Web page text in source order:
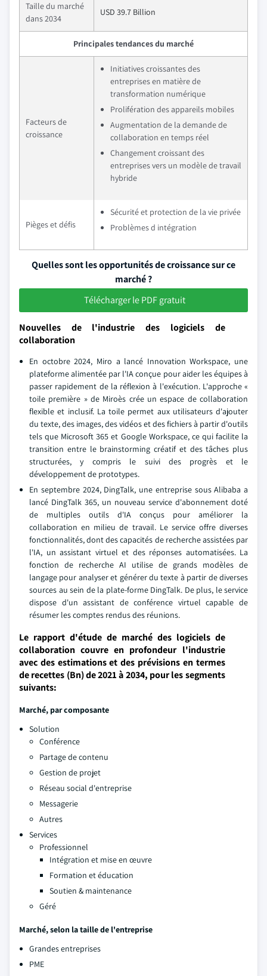
Taille du marché
dans 2034
USD 39.7 Billion
Principales tendances du marché
Facteurs de
croissance
Initiatives croissantes des
entreprises en matière de
transformation numérique
Prolifération des appareils mobiles
Augmentation de la demande de
collaboration en temps réel
Changement croissant des
entreprises vers un modèle de travail
hybride
Pièges et défis
Sécurité et protection de la vie privée
Problèmes d intégration
Quelles sont les opportunités de croissance sur ce
marché ?
Télécharger le PDF gratuit
Nouvelles de l'industrie des logiciels de
collaboration
En octobre 2024, Miro a lancé Innovation Workspace, une
plateforme alimentée par l'IA conçue pour aider les équipes à
passer rapidement de la réflexion à l'exécution. L'approche «
toile première » de Miroès crée un espace de collaboration
flexible et inclusif. La toile permet aux utilisateurs d'ajouter
du texte, des images, des vidéos et des fichiers à partir d'outils
tels que Microsoft 365 et Google Workspace, ce qui facilite la
transition entre le brainstorming créatif et des tâches plus
structurées, y compris le suivi des progrès et le
développement de prototypes.
En septembre 2024, DingTalk, une entreprise sous Alibaba a
lancé DingTalk 365, un nouveau service d'abonnement doté
de multiples outils d'IA conçus pour améliorer la
collaboration en milieu de travail. Le service offre diverses
fonctionnalités, dont des capacités de recherche assistées par
l'IA, un assistant virtuel et des réponses automatisées. La
fonction de recherche AI utilise de grands modèles de
langage pour analyser et générer du texte à partir de diverses
sources au sein de la plate-forme DingTalk. De plus, le service
dispose d'un assistant de conférence virtuel capable de
résumer les comptes rendus des réunions.
Le rapport d'étude de marché des logiciels de
collaboration couvre en profondeur l'industrie
avec des estimations et des prévisions en termes
de recettes (Bn) de 2021 à 2034, pour les segments
suivants:
Marché, par composante
Solution
Conférence
Partage de contenu
Gestion de projet
Réseau social d'entreprise
Messagerie
Autres
Services
Professionnel
Intégration et mise en œuvre
Formation et éducation
Soutien & maintenance
Géré
Marché, selon la taille de l'entreprise
Grandes entreprises
PME